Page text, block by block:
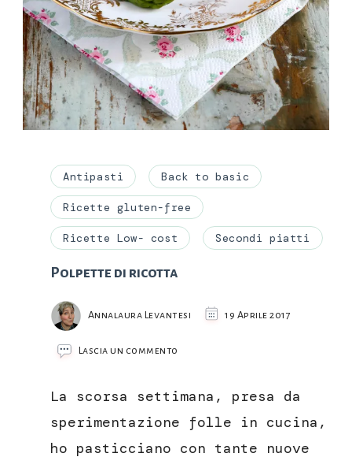
Antipasti Back to basic
Ricette gluten-free
Ricette Low- cost Secondi piatti
Polpette di ricotta
Annalaura Levantesi 19 Aprile 2017
Lascia un commento
ricotta
La scorsa settimana, presa da
sperimentazione folle in cucina,
ho pasticciano con tante nuove